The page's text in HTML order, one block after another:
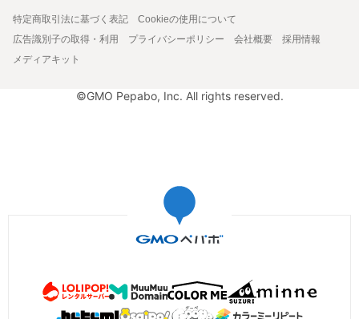
特定商取引法に基づく表記
Cookieの使用について
広告識別子の取得・利用
プライバシーポリシー 会社概要
採用情報
メディアキット
©GMO Pepabo, Inc. All rights reserved.